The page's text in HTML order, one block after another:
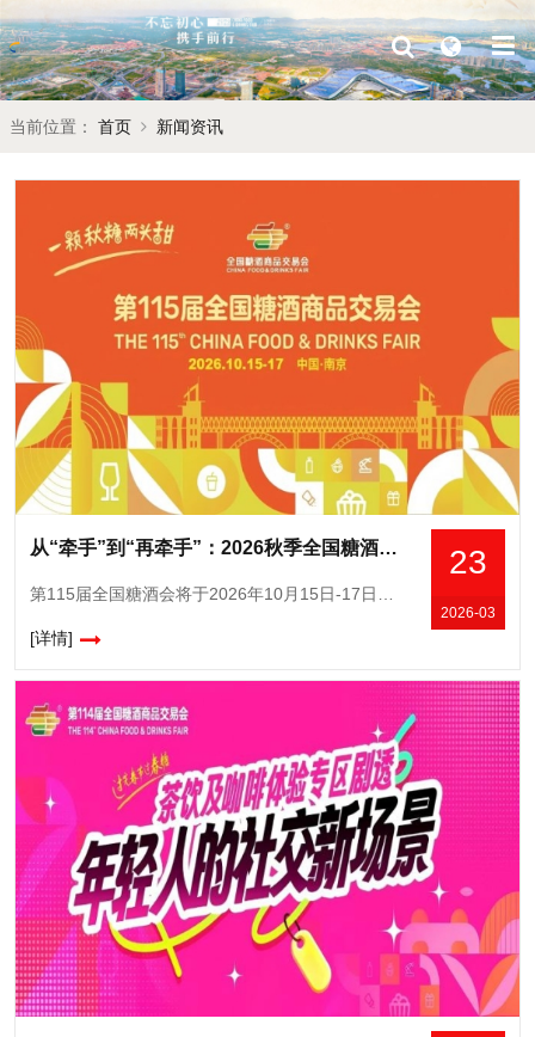
当前位置： 首页 新闻资讯
23
2026-03
从“牵手”到“再牵手”：2026秋季全国糖酒会（第115届）续约南京
第115届全国糖酒会将于2026年10月15日-17日在南京国际博览中心举办。继2025年之后，全国糖酒会再度牵手南京，续写产业与城市的甜蜜之约。作为中国食品酒类行业历史悠久、规模宏大、影响深远的
[详情]